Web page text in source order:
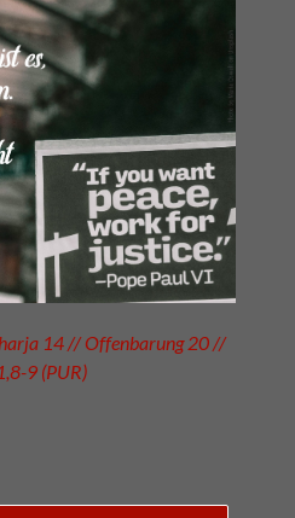
14 // Offenbarung 20 //
9 (PUR)